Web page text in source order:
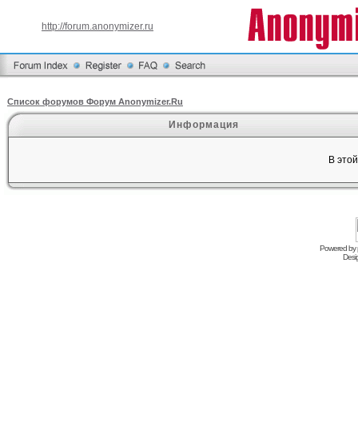
http://forum.anonymizer.ru
Список форумов Форум Anonymizer.Ru
Информация
В
Powered by